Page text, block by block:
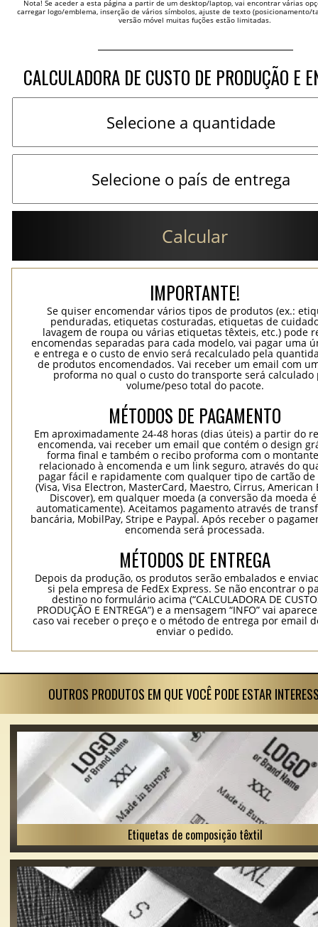
Nota! Se aceder a esta página a partir de um desktop/laptop, vai encontrar várias
carregar logo/emblema, inserção de vários símbolos, ajuste de texto (posicionamento/
versão móvel muitas fuções estão limitadas.
CALCULADORA DE CUSTO DE PRODUÇÃO E
Calcular
IMPORTANTE!
Se quiser encomendar vários tipos de produtos (ex.:
penduradas, etiquetas costuradas, etiquetas de
lavagem de roupa ou várias etiquetas têxteis, etc.) pode
encomendas separadas para cada modelo, vai pagar uma
e entrega e o custo de envio será recalculado pela
de produtos encomendados. Vai receber um email com
proforma no qual o custo do transporte será calculado
volume/peso total do pacote.
MÉTODOS DE PAGAMENTO
Em aproximadamente 24-48 horas (dias úteis) a partir do
encomenda, vai receber um email que contém o design
forma final e também o recibo proforma com o
relacionado à encomenda e um link seguro, através do
pagar fácil e rapidamente com qualquer tipo de cartão
(Visa, Visa Electron, MasterCard, Maestro, Cirrus, American
Discover), em qualquer moeda (a conversão da moeda
automaticamente). Aceitamos pagamento através de
bancária, MobilPay, Stripe e Paypal. Após receber o
encomenda será processada.
MÉTODOS DE ENTREGA
Depois da produção, os produtos serão embalados e
si pela empresa de FedEx Express. Se não encontrar o
destino no formulário acima (“CALCULADORA DE
PRODUÇÃO E ENTREGA”) e a mensagem “INFO” vai
caso vai receber o preço e o método de entrega por email
enviar o pedido.
OUTROS PRODUTOS EM QUE VOCÊ PODE ESTAR
Etiquetas de composição têxtil